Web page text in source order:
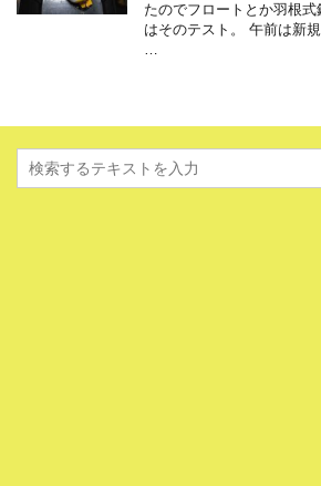
たのでフロートとか羽根
はそのテスト。 午前は新
…